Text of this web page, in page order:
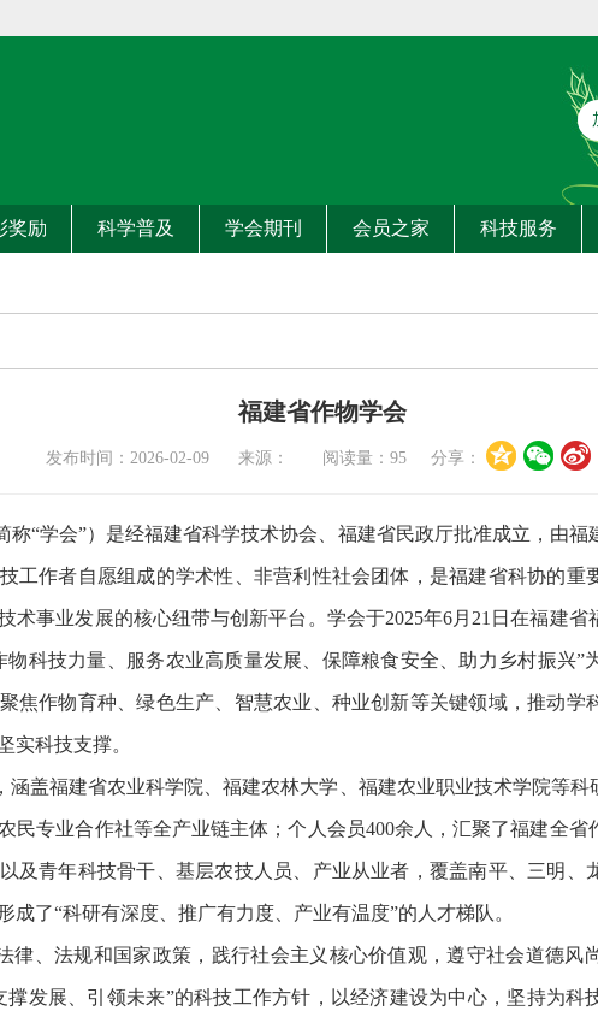
奖励 科学普及 学会期刊 会员之家 科技服务
福建省作物学会
发布时间：2026-02-09 来源： 阅读量： 95 分享：
称“学会”）是经福建省科学技术协会、福建省民政厅批准成立，由
工作者自愿组成的学术性、非营利性社会团体，是福建省科协的重
术事业发展的核心纽带与创新平台。学会于2025年6月21日在福建
物科技力量、服务农业高质量发展、保障粮食安全、助力乡村振兴”
焦作物育种、绿色生产、智慧农业、种业创新等关键领域，推动学
实科技支撑。
涵盖福建省农业科学院、福建农林大学、福建农业职业技术学院等
民专业合作社等全产业链主体；个人会员400余人，汇聚了福建全省
及青年科技骨干、基层农技人员、产业从业者，覆盖南平、三明、
成了“科研有深度、推广有力度、产业有温度”的人才梯队。
律、法规和国家政策，践行社会主义核心价值观，遵守社会道德风
撑发展、引领未来”的科技工作方针，以经济建设为中心，坚持为科